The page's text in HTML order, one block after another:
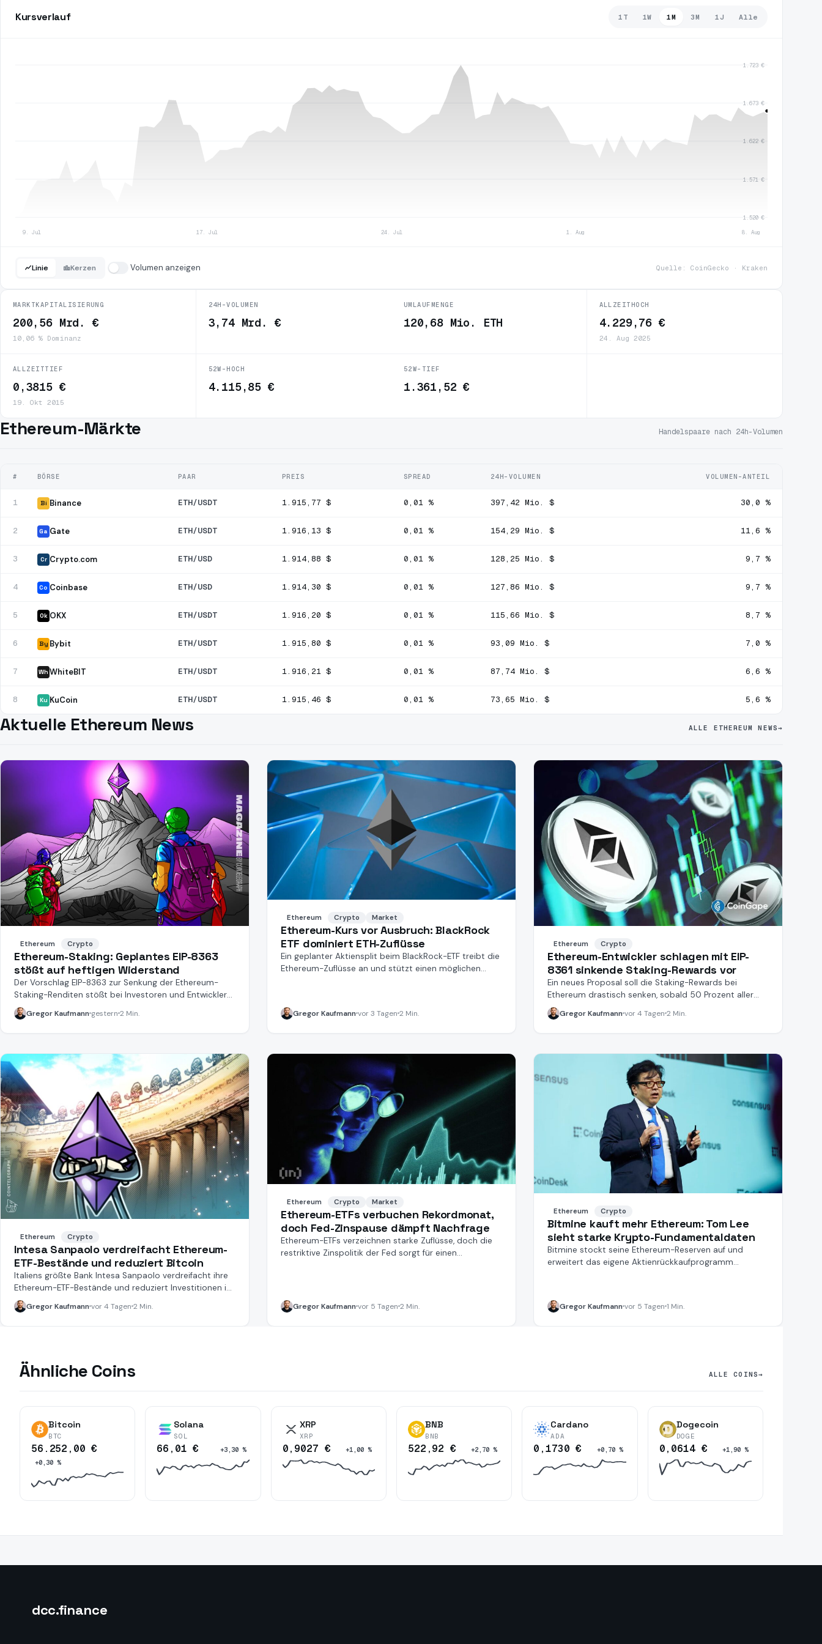
Kursverlauf 1T 1W 1M 3M 1J Alle
1.723 €
1.673 €
1.622 €
1.571 €
1.520 €
9. Jul 17. Jul 24. Jul 1. Aug 8. Aug
Linie Kerzen Volumen anzeigen Quelle: CoinGecko · Kraken
MARKTKAPITALISIERUNG
200,56 Mrd. €
10,06 % Dominanz
24H-VOLUMEN
3,74 Mrd. €
UMLAUFMENGE
120,68 Mio. ETH
ALLZEITHOCH
4.229,76 €
24. Aug 2025
ALLZEITTIEF
0,3815 €
19. Okt 2015
52W-HOCH
4.115,85 €
52W-TIEF
1.361,52 €
Ethereum-Märkte Handelspaare nach 24h-Volumen
# BÖRSE PAAR PREIS SPREAD 24H-VOLUMEN VOLUMEN-ANTEIL
1 Bi Binance ETH/USDT 1.915,77 $ 0,01 % 397,42 Mio. $ 30,0 %
2 Ga Gate ETH/USDT 1.916,13 $ 0,01 % 154,29 Mio. $ 11,6 %
3 Cr Crypto.com ETH/USD 1.914,88 $ 0,01 % 128,25 Mio. $ 9,7 %
4 Co Coinbase ETH/USD 1.914,30 $ 0,01 % 127,86 Mio. $ 9,7 %
5 Ok OKX ETH/USDT 1.916,20 $ 0,01 % 115,66 Mio. $ 8,7 %
6 By Bybit ETH/USDT 1.915,80 $ 0,01 % 93,09 Mio. $ 7,0 %
7 Wh WhiteBIT ETH/USDT 1.916,21 $ 0,01 % 87,74 Mio. $ 6,6 %
8 Ku KuCoin ETH/USDT 1.915,46 $ 0,01 % 73,65 Mio. $ 5,6 %
Aktuelle Ethereum News ALLE ETHEREUM NEWS→
Ethereum Crypto
Ethereum-Staking: Geplantes EIP-8363
stößt auf heftigen Widerstand
Der Vorschlag EIP-8363 zur Senkung der Ethereum-
Staking-Renditen stößt bei Investoren und Entwicklern
auf harte Kritik.
Gregor Kaufmann gestern 2 Min.
Ethereum Crypto Market
Ethereum-Kurs vor Ausbruch: BlackRock
ETF dominiert ETH-Zuflüsse
Ein geplanter Aktiensplit beim BlackRock-ETF treibt die
Ethereum-Zuflüsse an und stützt einen möglichen
Gregor Kaufmannvor 3 Tagen 2 Min.
Ethereum Crypto
Ethereum-Entwickler schlagen mit EIP-
8361 sinkende Staking-Rewards vor
Ein neues Proposal soll die Staking-Rewards bei
Ethereum drastisch senken, sobald 50 Prozent aller
ETH gebunden sind.
Gregor Kaufmannvor 4 Tagen 2 Min.
Ethereum Crypto
Intesa Sanpaolo verdreifacht Ethereum-
ETF-Bestände und reduziert Bitcoin
Italiens größte Bank Intesa Sanpaolo verdreifacht ihre
Ethereum-ETF-Bestände und reduziert Investitionen in
Bitcoin.
Gregor Kaufmannvor 4 Tagen 2 Min.
Ethereum Crypto Market
Ethereum-ETFs verbuchen Rekordmonat,
doch Fed-Zinspause dämpft Nachfrage
Ethereum-ETFs verzeichnen starke Zuflüsse, doch die
restriktive Zinspolitik der Fed sorgt für einen
Gregor Kaufmannvor 5 Tagen 2 Min.
Ethereum Crypto
Bitmine kauft mehr Ethereum: Tom Lee
sieht starke Krypto-Fundamentaldaten
Bitmine stockt seine Ethereum-Reserven auf und
erweitert das eigene Aktienrückkaufprogramm
Gregor Kaufmannvor 5 Tagen 1 Min.
Ähnliche Coins ALLE COINS→
Bitcoin
BTC
56.252,00 €
+0,30 %
Solana
SOL
66,01 € +3,30 %
XRP
XRP
0,9027 € +1,00 %
BNB
BNB
522,92 € +2,70 %
Cardano
ADA
0,1730 € +0,70 %
Dogecoin
DOGE
0,0614 € +1,90 %
dcc.finance